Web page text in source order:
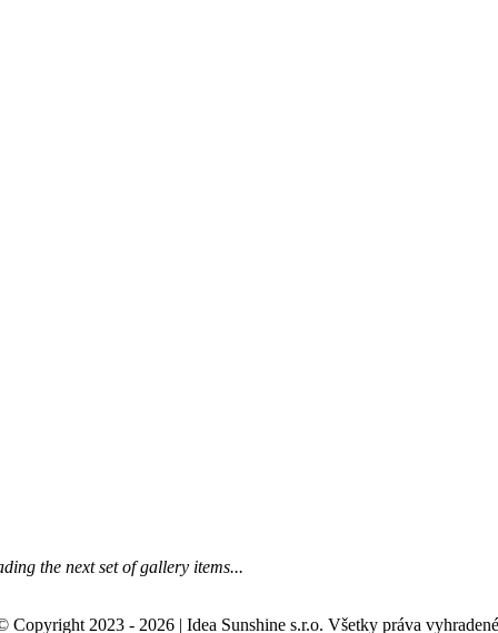
the next set of gallery items...
Copyright 2023 - 2026 | Idea Sunshine s.r.o. Všetky práva